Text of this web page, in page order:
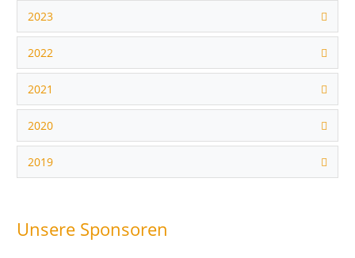
2023
2022
2021
2020
2019
Unsere Sponsoren